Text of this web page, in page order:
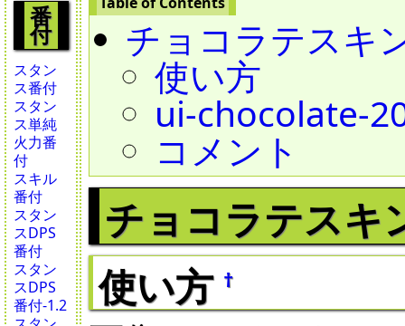
番
付
スタン
ス番付
スタン
ス単純
火力番
付
スキル
番付
スタン
スDPS
番付
スタン
スDPS
番付-1.2
チョコラテスキ
使い方
ui-chocolate-
コメント
チョコラテスキ
使い方 †